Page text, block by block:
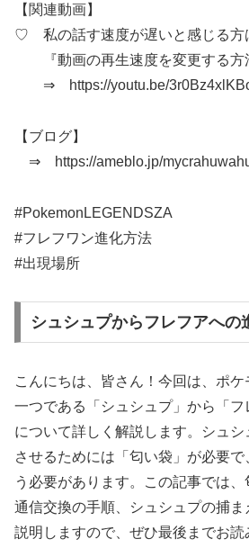
【関連動画】
♡ 私の話す速度が遅いと感じる方
『動画の再生速度を変更する方
⇒ https://youtu.be/
【ブログ】
⇒ https://ameblo.jp/
#PokemonLEGENDSZA
#フレフワン進化方法
#出現場所
シュシュプからフレフアへの
こんにちは、皆さん！今回は、ポ
一つである「シュシュプ」から「
について詳しく解説します。シュ
させるためには「匂い袋」が必要
う必要があります。この記事では、
通信交換の手順、シュシュプの捕
説明しますので、ぜひ最後までお読